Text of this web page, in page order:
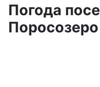
Погода
Поросозеро